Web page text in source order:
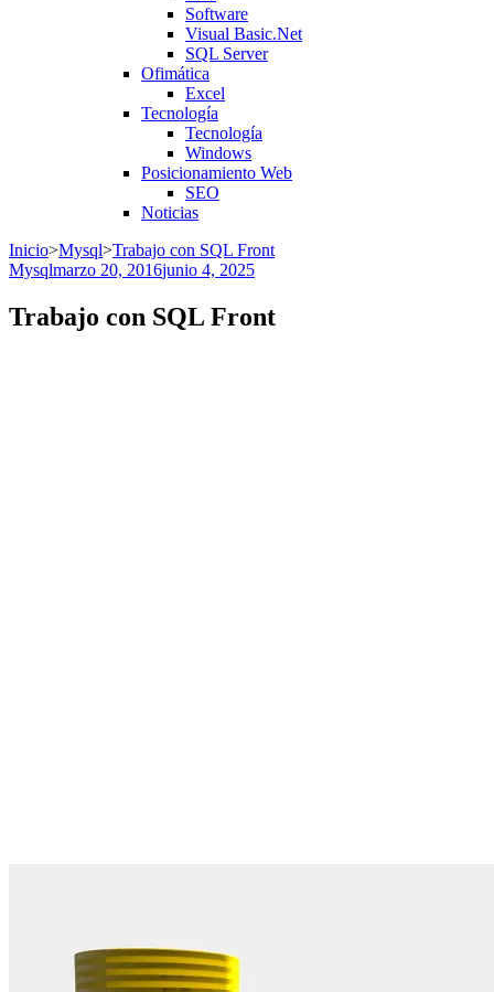
Software
Visual Basic.Net
SQL Server
Ofimática
Excel
Tecnología
Tecnología
Windows
Posicionamiento Web
SEO
Noticias
Inicio>Mysql>Trabajo con SQL Front
Mysqlmarzo 20, 2016junio 4, 2025
Trabajo con SQL Front